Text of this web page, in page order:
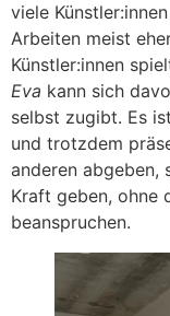
viele
Arbeiten meist
Künstler:innen
Eva kann sich
selbst zugibt. Es
und trotzdem
anderen abgeben,
Kraft geben, ohne
beanspruchen.